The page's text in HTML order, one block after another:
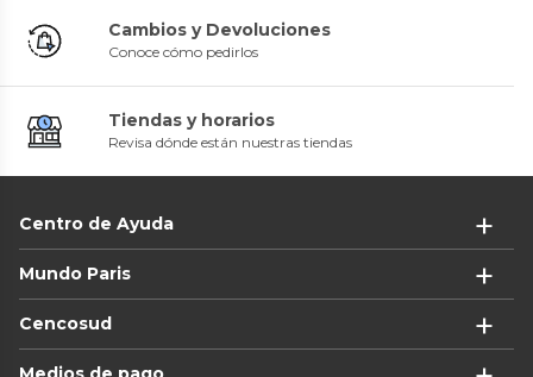
Cambios y Devoluciones
Conoce cómo pedirlos
Tiendas y horarios
Revisa dónde están nuestras tiendas
Centro de Ayuda
Mundo Paris
Cencosud